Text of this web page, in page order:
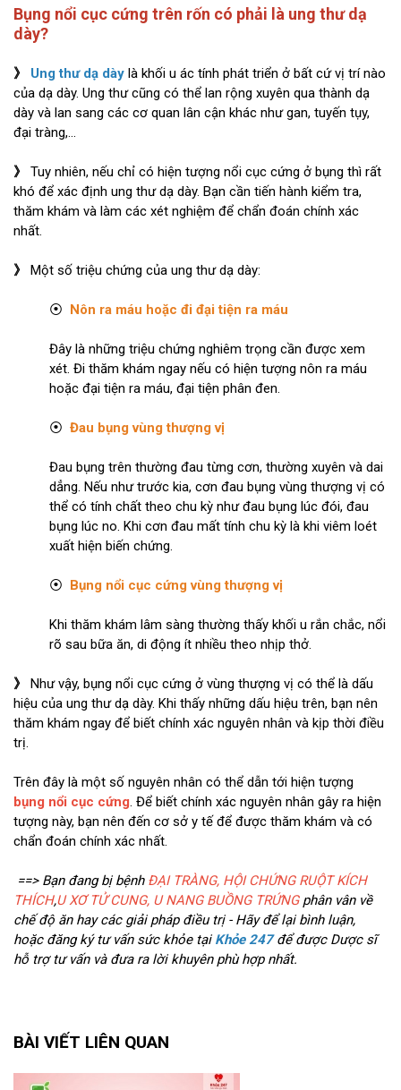
Bụng nổi cục cứng trên rốn có phải là ung thư dạ
dày?
》 Ung thư dạ dày là khối u ác tính phát triển ở bất cứ vị trí nào
của dạ dày. Ung thư cũng có thể lan rộng xuyên qua thành dạ
dày và lan sang các cơ quan lân cận khác như gan, tuyến tụy,
đại tràng,...
》 Tuy nhiên, nếu chỉ có hiện tượng nổi cục cứng ở bụng thì rất
khó để xác định ung thư dạ dày. Bạn cần tiến hành kiểm tra,
thăm khám và làm các xét nghiệm để chẩn đoán chính xác
nhất.
》 Một số triệu chứng của ung thư dạ dày:
⦿ Nôn ra máu hoặc đi đại tiện ra máu
Đây là những triệu chứng nghiêm trọng cần được xem
xét. Đi thăm khám ngay nếu có hiện tượng nôn ra máu
hoặc đại tiện ra máu, đại tiện phân đen.
⦿ Đau bụng vùng thượng vị
Đau bụng trên thường đau từng cơn, thường xuyên và dai
dẳng. Nếu như trước kia, cơn đau bụng vùng thượng vị có
thể có tính chất theo chu kỳ như đau bụng lúc đói, đau
bụng lúc no. Khi cơn đau mất tính chu kỳ là khi viêm loét
xuất hiện biến chứng.
⦿ Bụng nổi cục cứng vùng thượng vị
Khi thăm khám lâm sàng thường thấy khối u rắn chắc, nổi
rõ sau bữa ăn, di động ít nhiều theo nhịp thở.
》 Như vậy, bụng nổi cục cứng ở vùng thượng vị có thể là dấu
hiệu của ung thư dạ dày. Khi thấy những dấu hiệu trên, bạn nên
thăm khám ngay để biết chính xác nguyên nhân và kịp thời điều
trị.
Trên đây là một số nguyên nhân có thể dẫn tới hiện tượng
bụng nổi cục cứng. Để biết chính xác nguyên nhân gây ra hiện
tượng này, bạn nên đến cơ sở y tế để được thăm khám và có
chẩn đoán chính xác nhất.
==> Bạn đang bị bệnhĐẠI TRÀNG, HỘI CHỨNG RUỘT KÍCH
THÍCH,U XƠ TỬ CUNG, U NANG BUỒNG TRỨNGphân vân về
chế độ ăn hay các giải pháp điều trị - Hãy để lại bình luận,
hoặc đăng ký tư vấn sức khỏe tại Khỏe 247để được Dược sĩ
hỗ trợ tư vấn và đưa ra lời khuyên phù hợp nhất.
BÀI VIẾT LIÊN QUAN